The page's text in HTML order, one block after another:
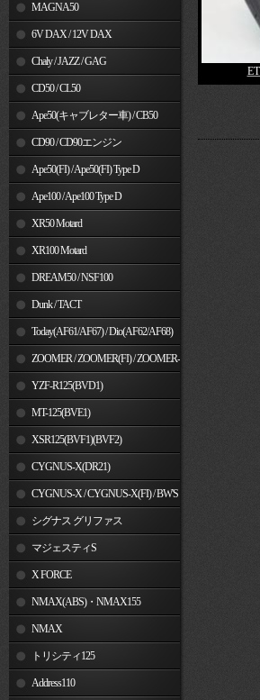
MAGNA50
6V DAX / 12V DAX
Chaly / JAZZ / GAG
CD50 / CL50
Ape50(キャブレター車) / CB50
CD90 / CD90エンジン
Ape50(FI) / Ape50(FI) Type D
Ape100 / Ape100 Type D
XR50 Motard
XR100 Motard
DREAM50 / NSF100
Dunk / TACT
Today(AF61/AF67) / Dio(AF62/AF68)
ZOOMER / ZOOMER(FI) / ZOOMER-
YZF-R125(BVD1)
MT-125(BVE1)
XSR125(BVF1)(BVF2)
CYGNUS-X(DR21)
CYGNUS-X / CYGNUS-X(FI) / BW'S
125 シグナス グリファス
マジェスティS
X FORCE
NMAX(ABS)・NMAX155
NMAX
トリシティ125
Address110